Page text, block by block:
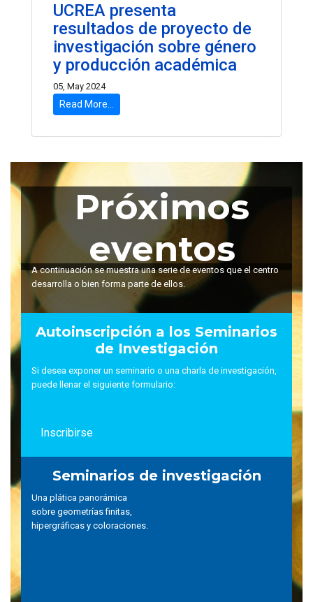
UCREA presenta
resultados de proyecto de
investigación sobre género
y producción académica
05, May 2024
Read More...
Próximos
eventos
A continuación se muestra una serie de eventos que el centro
desarrolla o bien forma parte de ellos.
Autoinscripción a los Seminarios
de Investigación
Si desea exponer un seminario o una charla de investigación,
puede llenar el siguiente formulario:
Inscribirse
Seminarios de investigación
Una plática panorámica
sobre geometrías finitas,
hipergráficas y coloraciones.